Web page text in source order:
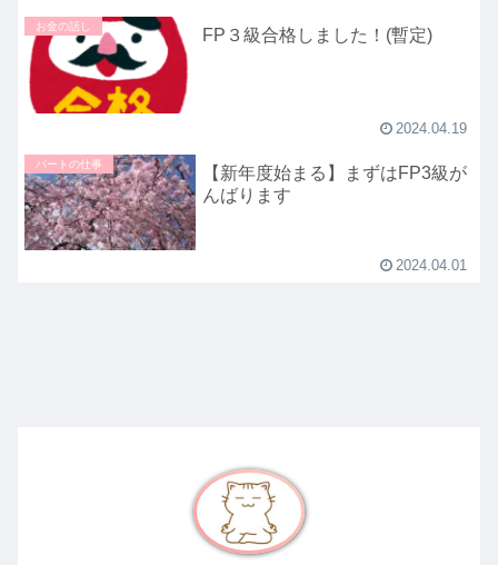
お金の話し FP３級合格しました！(暫定)
2024.04.19
パートの仕事
【新年度始まる】まずはFP3級が
んばります
2024.04.01